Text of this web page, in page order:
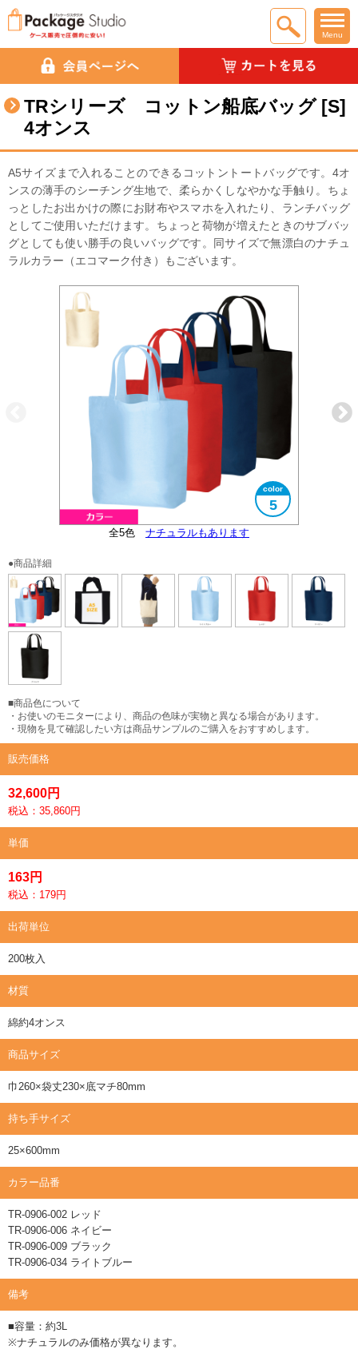
Menu
TRシリーズ コットン船底バッグ [S]
4オンス
A5サイズまで入れることのできるコットントートバッグです。4オ
ンスの薄手のシーチング生地で、柔らかくしなやかな手触り。ちょ
っとしたお出かけの際にお財布やスマホを入れたり、ランチバッグ
としてご使用いただけます。ちょっと荷物が増えたときのサブバッ
グとしても使い勝手の良いバッグです。同サイズで無漂白のナチュ
ラルカラー（エコマーク付き）もございます。
全5色 ナチュラルもあります
5
A5サイズ対応
大きさイメージ
●商品詳細
■商品色について
・お使いのモニターにより、商品の色味が実物と異なる場合があります。
・現物を見て確認したい方は商品サンプルのご購入をおすすめします。
販売価格
32,600円
税込：35,860円
単価
163円
税込：179円
出荷単位
200枚入
材質
綿約4オンス
商品サイズ
巾260×袋丈230×底マチ80mm
持ち手サイズ
25×600mm
カラー品番
TR-0906-002 レッド
TR-0906-006 ネイビー
TR-0906-009 ブラック
TR-0906-034 ライトブルー
備考
■容量：約3L
※ナチュラルのみ価格が異なります。